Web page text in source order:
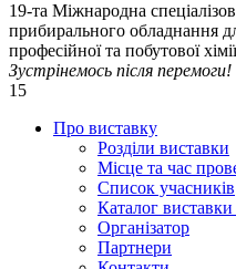
19-та Міжнародна
прибирального обладнання
професійної та побутової хімії
Зустрінемось після перемоги!
15
Про виставку
Розділи виставки
Місце та час
Список учасників
Каталог виставки
Організатор
Партнери
Support Ukraine
Share this widget